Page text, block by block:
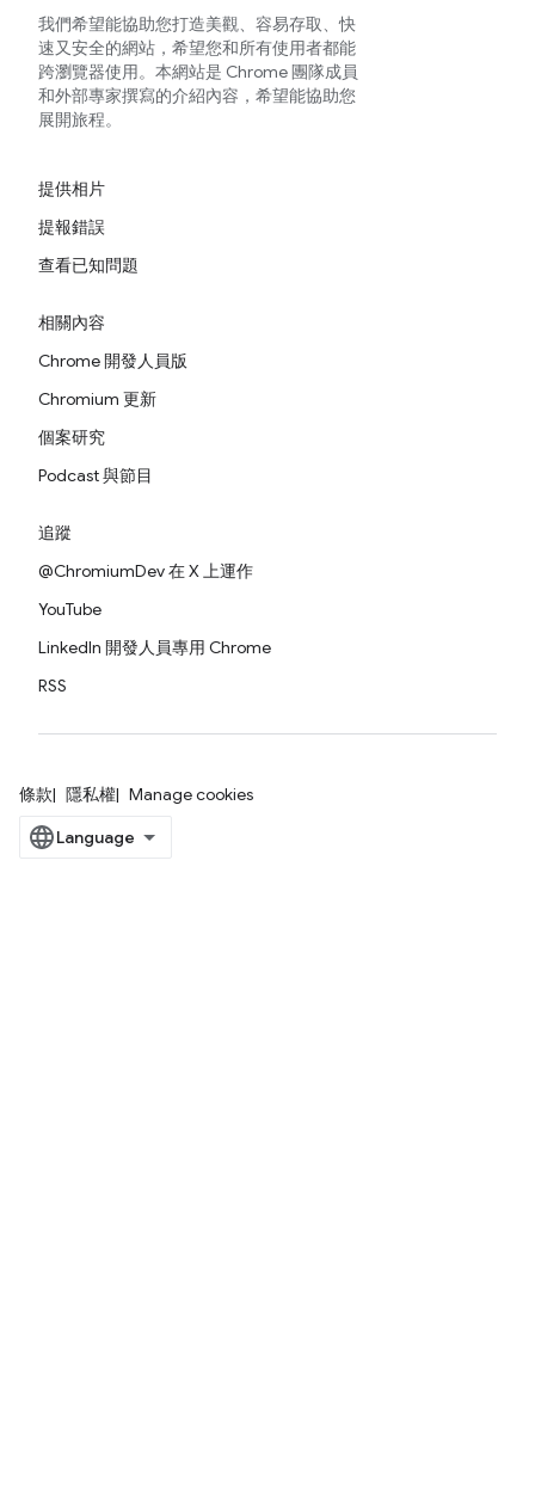
我們希望能協助您打造美觀、容易存取、快
速又安全的網站，希望您和所有使用者都能
跨瀏覽器使用。本網站是 Chrome 團隊成員
和外部專家撰寫的介紹內容，希望能協助您
展開旅程。
提供相片
提報錯誤
查看已知問題
相關內容
Chrome 開發人員版
Chromium 更新
個案研究
Podcast 與節目
追蹤
@ChromiumDev 在 X 上運作
YouTube
LinkedIn 開發人員專用 Chrome
RSS
條款 隱私權 Manage cookies